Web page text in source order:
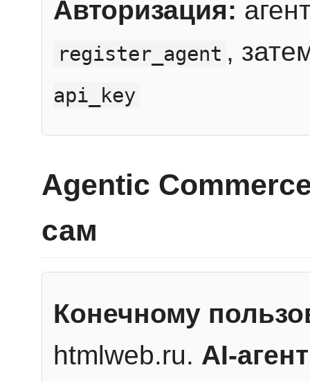
Авторизация:
register_agent ,
api_key
Agentic
сам
Конечному
htmlweb.ru. AI-агент